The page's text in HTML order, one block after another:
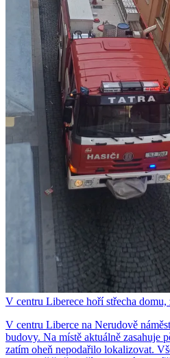
V centru Liberece hoří střecha domu,
V centru Liberce na Nerudově
budovy. Na místě aktuálně zasahuje
zatím oheň nepodařilo lokalizovat.